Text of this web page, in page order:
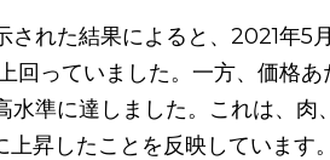
された結果によると、2021年5
っていました。一方、価格
準に達しました。これは、肉
昇したことを反映しています。